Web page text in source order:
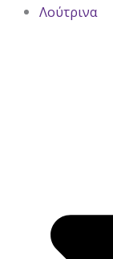
Λούτρινα